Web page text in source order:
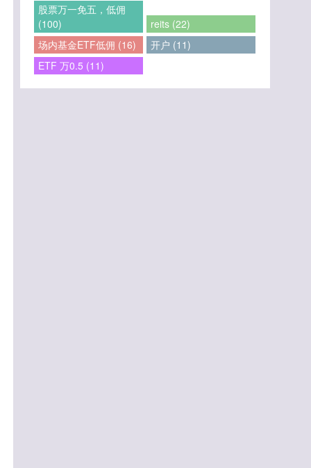
股票万一免五，低佣
(100)
reits (22)
场内基金ETF低佣 (16)
开户 (11)
ETF 万0.5 (11)